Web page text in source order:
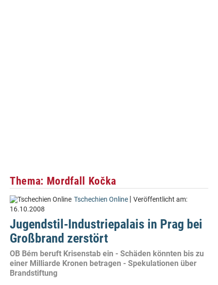
Thema: Mordfall Kočka
Tschechien Online | Veröffentlicht am:
16.10.2008
Jugendstil-Industriepalais in Prag bei
Großbrand zerstört
OB Bém beruft Krisenstab ein - Schäden könnten bis zu
einer Milliarde Kronen betragen - Spekulationen über
Brandstiftung